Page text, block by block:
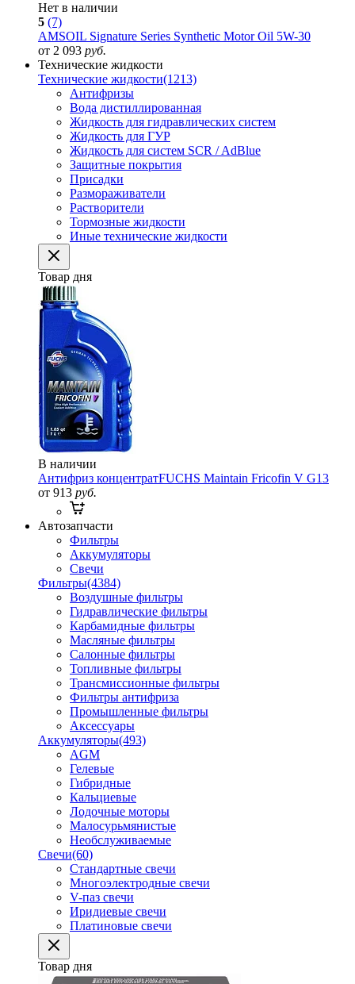
Нет в наличии
5 (7)
AMSOIL Signature Series Synthetic Motor Oil 5W-30
от 2 093 руб.
Технические жидкости
Технические жидкости(1213)
Антифризы
Вода дистиллированная
Жидкость для гидравлических систем
Жидкость для ГУР
Жидкость для систем SCR / AdBlue
Защитные покрытия
Присадки
Размораживатели
Растворители
Тормозные жидкости
Иные технические жидкости
Товар дня
В наличии
Антифриз концентратFUCHS Maintain Fricofin V G13
от 913 руб.
Автозапчасти
Фильтры
Аккумуляторы
Свечи
Фильтры(4384)
Воздушные фильтры
Гидравлические фильтры
Карбамидные фильтры
Масляные фильтры
Салонные фильтры
Топливные фильтры
Трансмиссионные фильтры
Фильтры антифриза
Промышленные фильтры
Аксессуары
Аккумуляторы(493)
AGM
Гелевые
Гибридные
Кальциевые
Лодочные моторы
Малосурьмянистые
Необслуживаемые
Свечи(60)
Стандартные свечи
Многоэлектродные свечи
V-паз свечи
Иридиевые свечи
Платиновые свечи
Товар дня